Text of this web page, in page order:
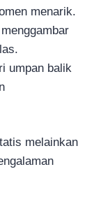
menarik.
umpan balik
melainkan